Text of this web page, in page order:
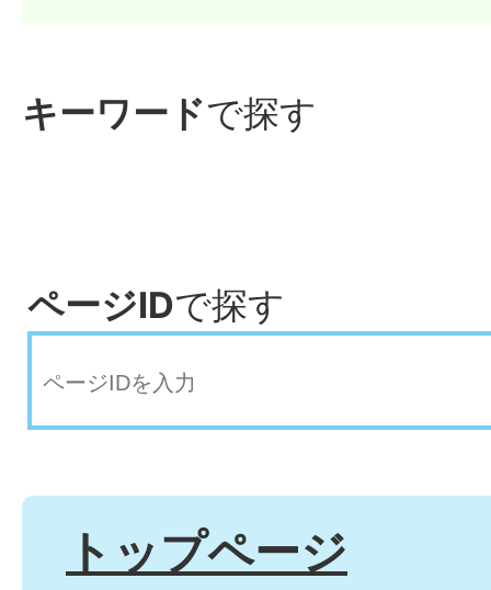
キーワードで探す
ページIDで探す
トップページ